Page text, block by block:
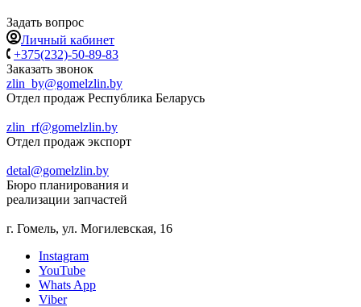
Задать вопрос
Личный кабинет
+375(232)-50-89-83
Заказать звонок
zlin_by@gomelzlin.by
Отдел продаж Республика Беларусь
zlin_rf@gomelzlin.by
Отдел продаж экспорт
detal@gomelzlin.by
Бюро планирования и
реализации запчастей
г. Гомель, ул. Могилевская, 16
Instagram
YouTube
Whats App
Viber